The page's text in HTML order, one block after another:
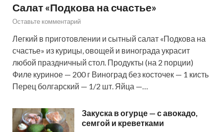
Салат «Подкова на счастье»
Оставьте комментарий
Легкий в приготовлении и сытный салат «Подкова на
счастье» из курицы, овощей и винограда украсит
любой праздничный стол. Продукты (на 2 порции)
Филе куриное — 200 г Виноград без косточек — 1 кисть
Перец болгарский — 1/2 шт. Яйца —…
Закуска в огурце — с авокадо,
семгой и креветками